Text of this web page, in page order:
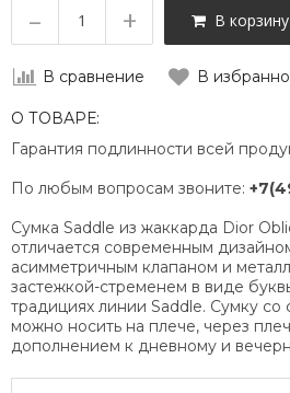
– + В корзину
В сравнение В
О ТОВАРЕ:
Гарантия подлинности всей
По любым вопросам звоните:
Сумка Saddle из жаккарда Dior
отличается современным
асимметричным клапаном и
застежкой-стременем в виде
традициях линии Saddle. Сумку
можно носить на плече, через
дополнением к дневному и